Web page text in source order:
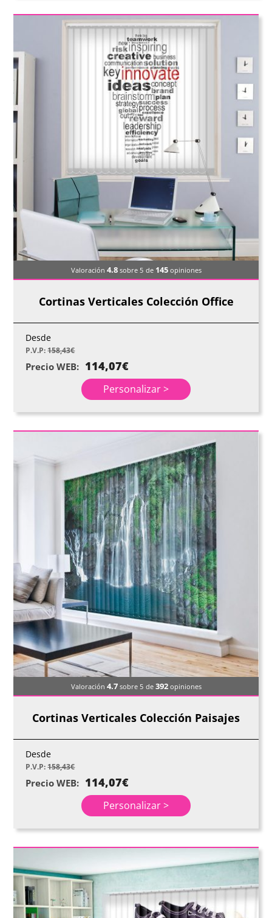
Valoración 4.8sobre 5 de 145opiniones
Cortinas Verticales Colección Office
Desde
P.V.P:158,43€
Precio WEB: 114,07€
Personalizar >
Valoración 4.7sobre 5 de 392opiniones
Cortinas Verticales Colección Paisajes
Desde
P.V.P:158,43€
Precio WEB: 114,07€
Personalizar >